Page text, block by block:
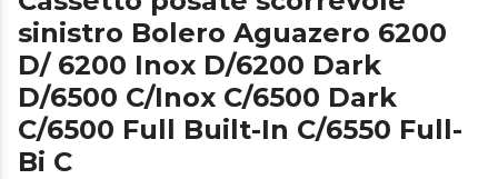
sinistro Bolero Aguazero 6200
D/ 6200 Inox D/6200 Dark
D/6500 C/Inox C/6500 Dark
C/6500 Full Built-In C/6550 Full-
Bi C